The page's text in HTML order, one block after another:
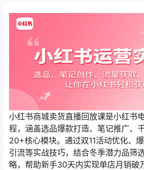
小红书商城卖货直播回放课‌是小红书
程，涵盖选品爆款打造、笔记推广、
20+核心模块。通过双11活动优化、
引流等实战技巧，结合冬季潜力品筛
略，帮助新手30天内实现单店月销破